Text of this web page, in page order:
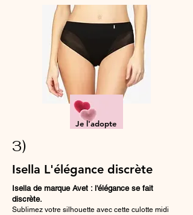
Je l'adopte
3)
Isella L'élégance discrète
Isella de marque Avet : l'élégance se fait
discrète.
Sublimez votre silhouette avec cette culotte midi